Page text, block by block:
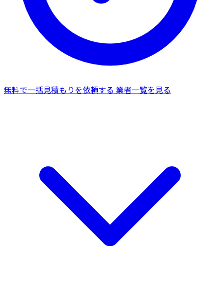
無料で一括見積もりを依頼する 業者一覧を見る